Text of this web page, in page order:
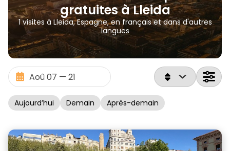
gratuites à Lleida
1 visites à Lleida, Espagne, en français et dans d'autres
langues
Aujourd’hui Demain Après-demain